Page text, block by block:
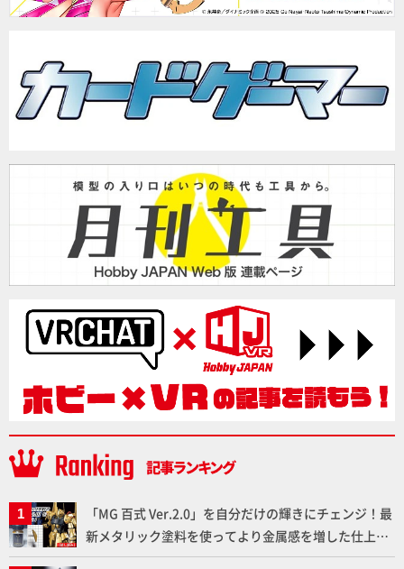
「MG 百式 Ver.2.0」を自分だけの輝きにチェンジ！最
新メタリック塗料を使ってより金属感を増した仕上が
りに!!【試し読み】